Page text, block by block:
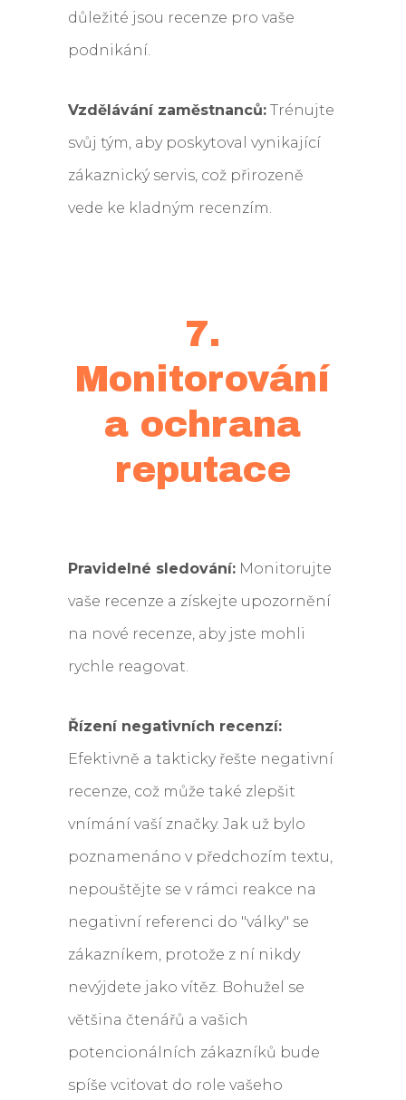
důležité jsou recenze pro vaše
podnikání.
Vzdělávání zaměstnanců:Trénujte
svůj tým, aby poskytoval vynikající
zákaznický servis, což přirozeně
vede ke kladným recenzím.
7.
Monitorování
a ochrana
reputace
Pravidelné sledování:Monitorujte
vaše recenze a získejte upozornění
na nové recenze, aby jste mohli
rychle reagovat.
Řízení negativních recenzí:
Efektivně a takticky řešte negativní
recenze, což může také zlepšit
vnímání vaší značky. Jak už bylo
poznamenáno v předchozím textu,
nepouštějte se v rámci reakce na
negativní referenci do "války" se
zákazníkem, protože z ní nikdy
nevýjdete jako vítěz. Bohužel se
většina čtenářů a vašich
potencionálních zákazníků bude
spíše vciťovat do role vašeho